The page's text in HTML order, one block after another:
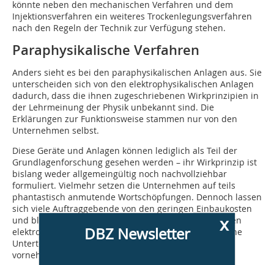
könnte neben den mechanischen Verfahren und dem
Injektionsverfahren ein weiteres Trockenlegungsverfahren
nach den Regeln der Technik zur Verfügung stehen.
Paraphysikalische Verfahren
Anders sieht es bei den paraphysikalischen Anlagen aus. Sie
unterscheiden sich von den elektrophysikalischen Anlagen
dadurch, dass die ihnen zugeschriebenen Wirkprinzipien in
der Lehrmeinung der Physik unbekannt sind. Die
Erklärungen zur Funktionsweise stammen nur von den
Unternehmen selbst.
Diese Geräte und Anlagen können lediglich als Teil der
Grundlagenforschung gesehen werden – ihr Wirkprinzip ist
bislang weder allgemeingültig noch nachvollziehbar
formuliert. Vielmehr setzen die Unternehmen auf teils
phantastisch anmutende Wortschöpfungen. Dennoch lassen
sich viele Auftraggebende von den geringen Einbaukosten
und blumigen Werbeversprechen blenden. Wie bei den
elektrophysikalischen Anlagen kann man auch hier eine
Unterteilung zwischen passiven und aktiven Anlagen
vornehmen.
x
DBZ Newsletter